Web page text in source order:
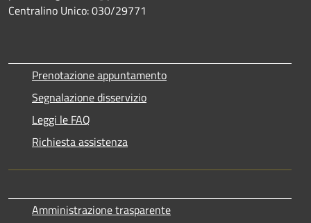
Centralino Unico: 030/29771
Prenotazione appuntamento
Segnalazione disservizio
Leggi le FAQ
Richiesta assistenza
Amministrazione trasparente